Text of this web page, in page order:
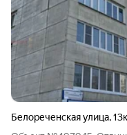
Белореченская улица,